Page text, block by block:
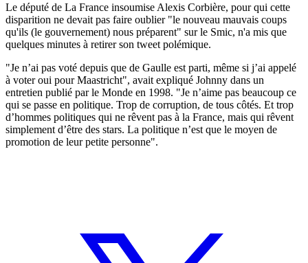
Le député de La France insoumise Alexis Corbière, pour qui cette
disparition ne devait pas faire oublier "le nouveau mauvais coups
qu'ils (le gouvernement) nous préparent" sur le Smic, n'a mis que
quelques minutes à retirer son tweet polémique.
"Je n’ai pas voté depuis que de Gaulle est parti, même si j’ai appelé
à voter oui pour Maastricht", avait expliqué Johnny dans un
entretien publié par le Monde en 1998. "Je n’aime pas beaucoup ce
qui se passe en politique. Trop de corruption, de tous côtés. Et trop
d’hommes politiques qui ne rêvent pas à la France, mais qui rêvent
simplement d’être des stars. La politique n’est que le moyen de
promotion de leur petite personne".